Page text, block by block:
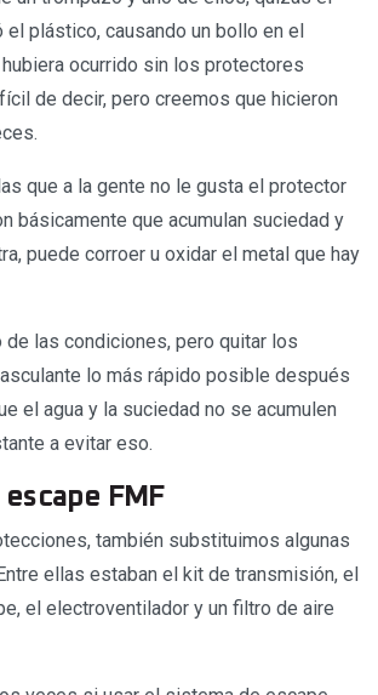
el plástico, causando un bollo en el
ocurrido sin los protectores
de decir, pero creemos que hicieron
que a la gente no le gusta el protector
básicamente que acumulan suciedad y
puede corroer u oxidar el metal que hay
de las condiciones, pero quitar los
lo más rápido posible después
el agua y la suciedad no se acumulen
a evitar eso.
FMF
también substituimos algunas
ellas estaban el kit de transmisión, el
el electroventilador y un filtro de aire